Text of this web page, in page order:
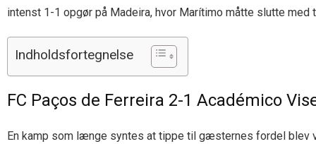
intenst 1-1 opgør på Madeira, hvor Marítimo måtte slutte med
Indholdsfortegnelse
FC Paços de Ferreira 2-1 Académico
En kamp som længe syntes at tippe til gæsternes fordel blev